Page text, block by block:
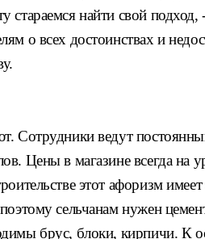
найти свой
о всех достоинствах и
Сотрудники ведут
Цены в магазине всегда
этот афоризм
сельчанам нужен
брус, блоки, кирпичи. К